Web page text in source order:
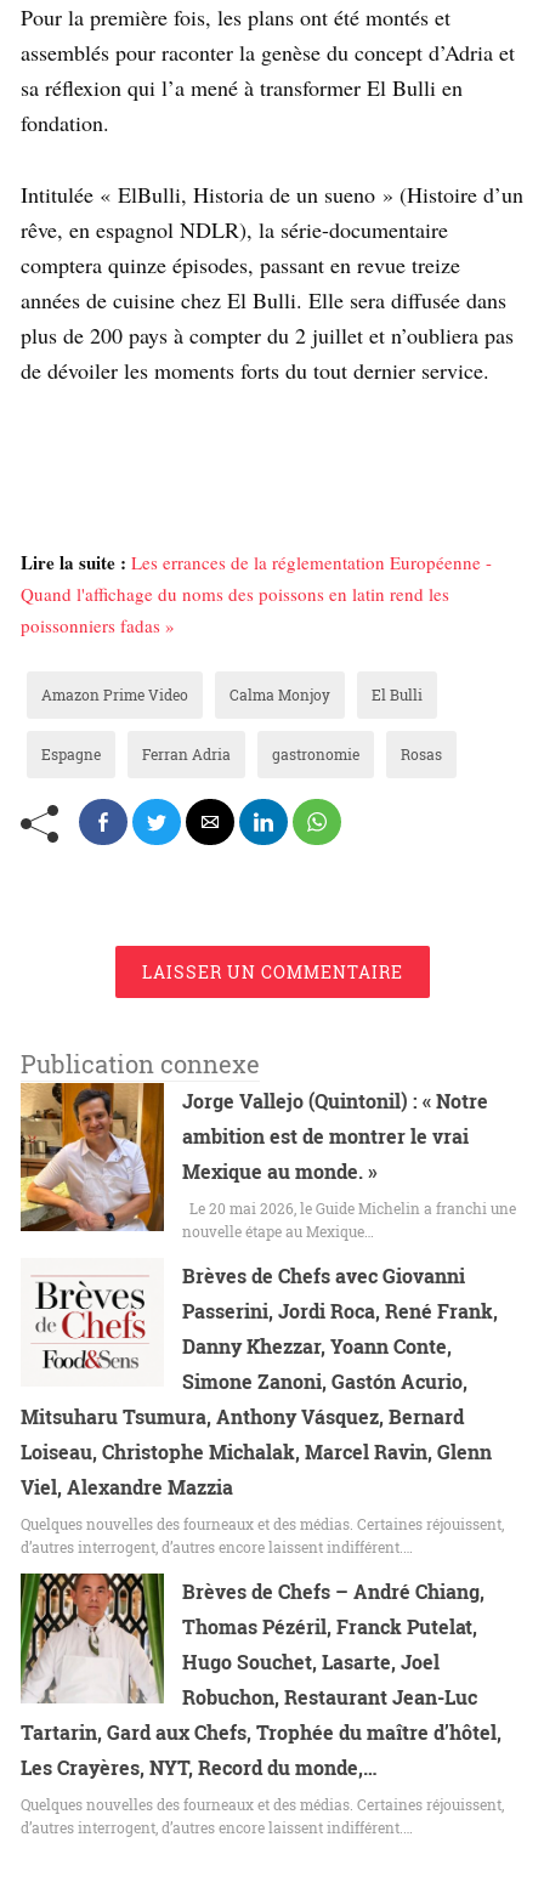
Pour la première fois, les plans ont été montés et
assemblés pour raconter la genèse du concept d’Adria et
sa réflexion qui l’a mené à transformer El Bulli en
fondation.
Intitulée « ElBulli, Historia de un sueno » (Histoire d’un
rêve, en espagnol NDLR), la série-documentaire
comptera quinze épisodes, passant en revue treize
années de cuisine chez El Bulli. Elle sera diffusée dans
plus de 200 pays à compter du 2 juillet et n’oubliera pas
de dévoiler les moments forts du tout dernier service.
Lire la suite : Les errances de la réglementation Européenne -
Quand l'affichage du noms des poissons en latin rend les
poissonniers fadas »
Amazon Prime Video Calma Monjoy El Bulli
Espagne Ferran Adria gastronomie Rosas
LAISSER UN COMMENTAIRE
Publication connexe
Jorge Vallejo (Quintonil) : « Notre
ambition est de montrer le vrai
Mexique au monde. »
Le 20 mai 2026, le Guide Michelin a franchi une
nouvelle étape au Mexique…
Brèves de Chefs avec Giovanni
Passerini, Jordi Roca, René Frank,
Danny Khezzar, Yoann Conte,
Simone Zanoni, Gastón Acurio,
Mitsuharu Tsumura, Anthony Vásquez, Bernard
Loiseau, Christophe Michalak, Marcel Ravin, Glenn
Viel, Alexandre Mazzia
Quelques nouvelles des fourneaux et des médias. Certaines réjouissent,
d’autres interrogent, d’autres encore laissent indifférent.…
Brèves de Chefs – André Chiang,
Thomas Pézéril, Franck Putelat,
Hugo Souchet, Lasarte, Joel
Robuchon, Restaurant Jean-Luc
Tartarin, Gard aux Chefs, Trophée du maître d’hôtel,
Les Crayères, NYT, Record du monde,…
Quelques nouvelles des fourneaux et des médias. Certaines réjouissent,
d’autres interrogent, d’autres encore laissent indifférent.…